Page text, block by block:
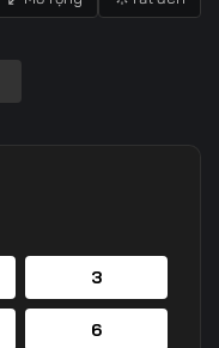
3
6